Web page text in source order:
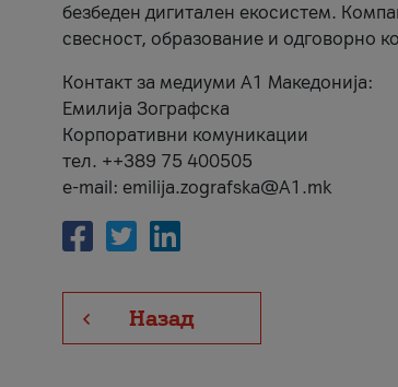
безбеден дигитален екосистем.
свесност, образование и одговорно
Контакт за медиуми А1 Македонија:
Емилија Зографска
Корпоративни комуникации
тел. ++389 75 400505
e-mail: emilija.zografska@A1.mk
Назад